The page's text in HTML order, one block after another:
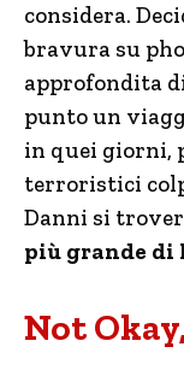
considera.
bravura su
approfondita
punto un
in quei giorni,
terroristici
Danni si
più grande di
Not